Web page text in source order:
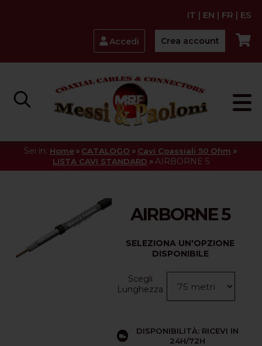
IT | EN | FR | ES
Accedi Crea account
Sei in: Home » CATALOGO » Cavi Coassiali 50 Ohm »
LISTA CAVI STANDARD »AIRBORNE 5
AIRBORNE 5
SELEZIONA UN'OPZIONE
DISPONIBILE
Scegli
Lunghezza
DISPONIBILITÀ: RICEVI IN
24H/72H